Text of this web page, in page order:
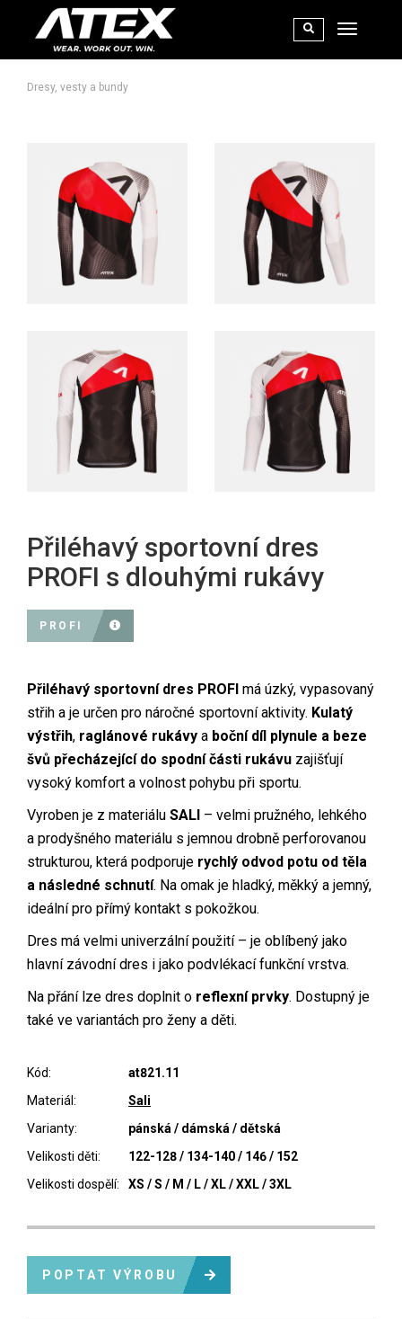
Přiléhavý sportovní dres
PROFI s dlouhými rukávy
PROFI
Přiléhavý sportovní dres PROFI má úzký, vypasovaný
střih a je určen pro náročné sportovní aktivity. Kulatý
výstřih, raglánové rukávy a boční díl plynule a beze
švů přecházející do spodní části rukávu zajišťují
vysoký komfort a volnost pohybu při sportu.
Vyroben je z materiálu SALI – velmi pružného, lehkého
a prodyšného materiálu s jemnou drobně perforovanou
strukturou, která podporuje rychlý odvod potu od těla
a následné schnutí. Na omak je hladký, měkký a jemný,
ideální pro přímý kontakt s pokožkou.
Dres má velmi univerzální použití – je oblíbený jako
hlavní závodní dres i jako podvlékací funkční vrstva.
Na přání lze dres doplnit o reflexní prvky. Dostupný je
také ve variantách pro ženy a děti.
Kód:
at821.11
Materiál:
Sali
Varianty:
pánská / dámská / dětská
Velikosti děti:
122-128 / 134-140 / 146 / 152
Velikosti dospělí:
XS / S / M / L / XL / XXL / 3XL
POPTAT VÝROBU
Dresy, vesty a bundy